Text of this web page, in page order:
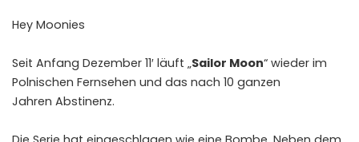
Hey Moonies
Seit Anfang Dezember 11′ läuft „Sailor Moon“ wieder im
Polnischen Fernsehen und das nach 10 ganzen
Jahren Abstinenz.